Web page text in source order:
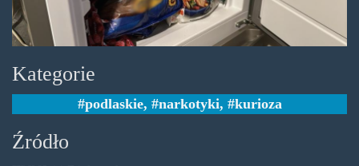
Kategorie
podlaskie, narkotyki, kurioza
Źródło